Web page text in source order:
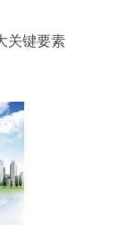
关键要素